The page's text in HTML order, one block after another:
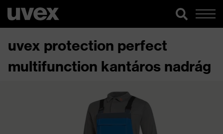
uvex protection perfect
multifunction kantáros nadrág